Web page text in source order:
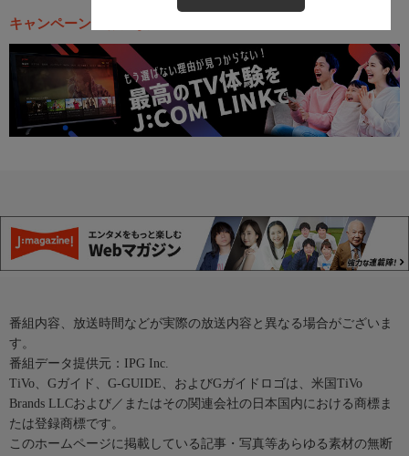
キャンペーン・お得な情報
番組内容、放送時間などが実際の放送内容と異なる場合がございま
す。
番組データ提供元：IPG Inc.
TiVo、Gガイド、G-GUIDE、およびGガイドロゴは、米国TiVo
Brands LLCおよび／またはその関連会社の日本国内における商標ま
たは登録商標です。
このホームページに掲載している記事・写真等あらゆる素材の無断